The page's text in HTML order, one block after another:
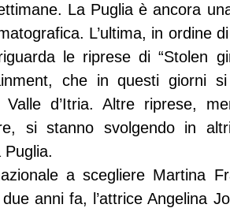
La Puglia è ancora
L’ultima, in ordine
le riprese di “Stolen
che in questi giorni
d’Itria. Altre riprese,
si stanno svolgendo in
a scegliere Martina
anni fa, l’attrice Angelina